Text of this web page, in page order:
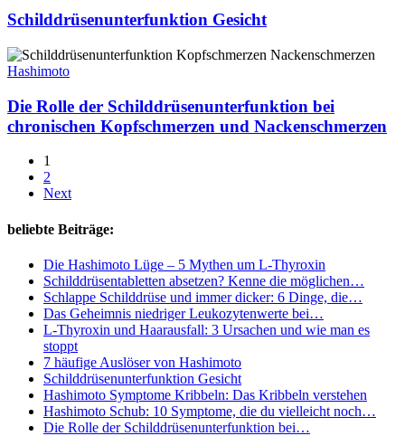
kannst
Schilddrüsenunterfunktion Gesicht
Die
Rolle
Schilddrüsenunterfunktion
bei
chronischen
Nackenschmerzen
Hashimoto
Die Rolle der Schilddrüsenunterfunktion bei
chronischen Kopfschmerzen und Nackenschmerzen
1
2
Next
beliebte Beiträge:
Die Hashimoto Lüge – 5 Mythen um L-Thyroxin
Schilddrüsentabletten absetzen? Kenne die möglichen…
Schlappe Schilddrüse und immer dicker: 6 Dinge, die…
Das Geheimnis niedriger Leukozytenwerte bei…
L-Thyroxin und Haarausfall: 3 Ursachen und wie man es
stoppt
7 häufige Auslöser von Hashimoto
Schilddrüsenunterfunktion Gesicht
Hashimoto Symptome Kribbeln: Das Kribbeln verstehen
Hashimoto Schub: 10 Symptome, die du vielleicht noch…
Die Rolle der Schilddrüsenunterfunktion bei…